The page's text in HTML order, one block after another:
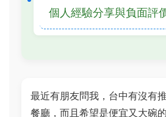
個人經驗分享與負面評
最近有朋友問我，台中有沒有
餐廳，而且希望是便宜又大碗